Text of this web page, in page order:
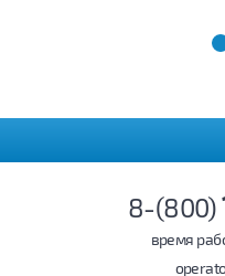
8-(800)
время